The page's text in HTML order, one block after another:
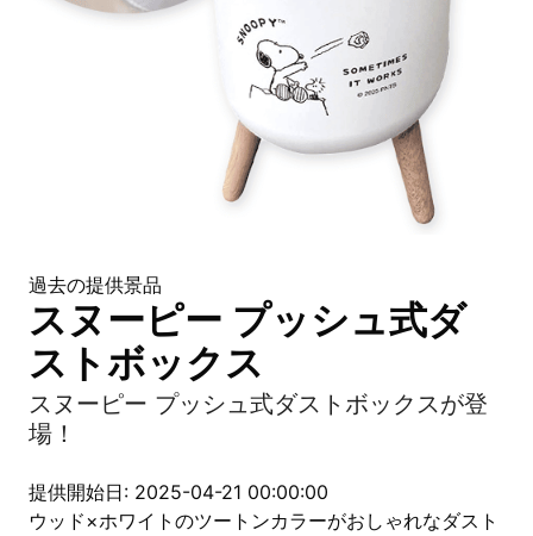
過去の提供景品
スヌーピー プッシュ式ダ
ストボックス
スヌーピー プッシュ式ダストボックスが登
場！
提供開始日: 2025-04-21 00:00:00
ウッド×ホワイトのツートンカラーがおしゃれなダスト